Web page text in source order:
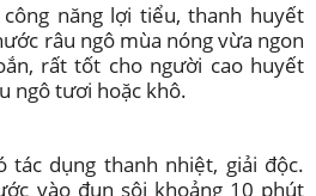
năng lợi tiểu, thanh huyết
râu ngô mùa nóng vừa ngon
rất tốt cho người cao huyết
ngô tươi hoặc khô.
tác dụng thanh nhiệt, giải độc.
vào đun sôi khoảng 10 phút